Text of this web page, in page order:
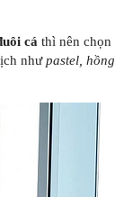
cá thì nên chọn
nhưpastel, hồng